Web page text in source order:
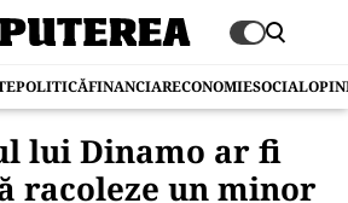
POLITICĂFINANCIARECONOMIESOCIAL
lui Dinamo ar fi
racoleze un minor